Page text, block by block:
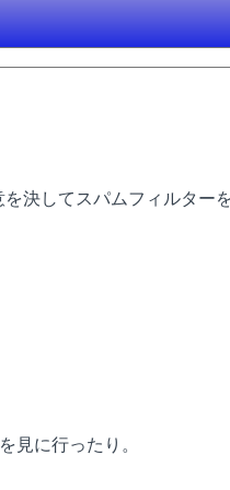
決してスパムフィルター
見に行ったり。